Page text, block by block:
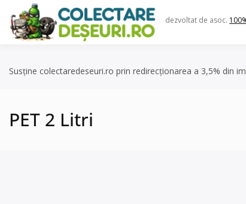
content
dezvoltat de asoc.
Susține colectaredeseuri.ro prin redirecționarea a 3,5% din
PET 2 Litri